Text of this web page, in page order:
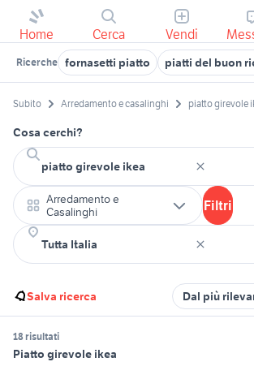
Home Cerca Vendi
Ricerche fornasetti piatto piatti del buon
Subito Arredamento e casalinghi piatto girevole
Cosa cerchi?
Arredamento e
Casalinghi
Filtri
Salva ricerca Dal più
18 risultati
Piatto girevole ikea